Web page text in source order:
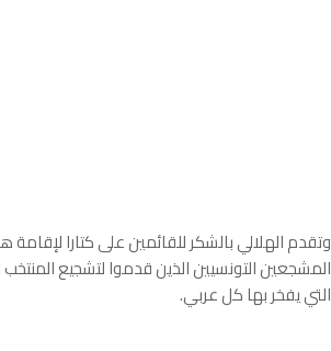
وتقدم الهلالي بالشكر للقائمين على كتارا
المشجعين التونسيين الذين قدموا لتشجيع المنتخب
التي يفخر بها كل عربي.